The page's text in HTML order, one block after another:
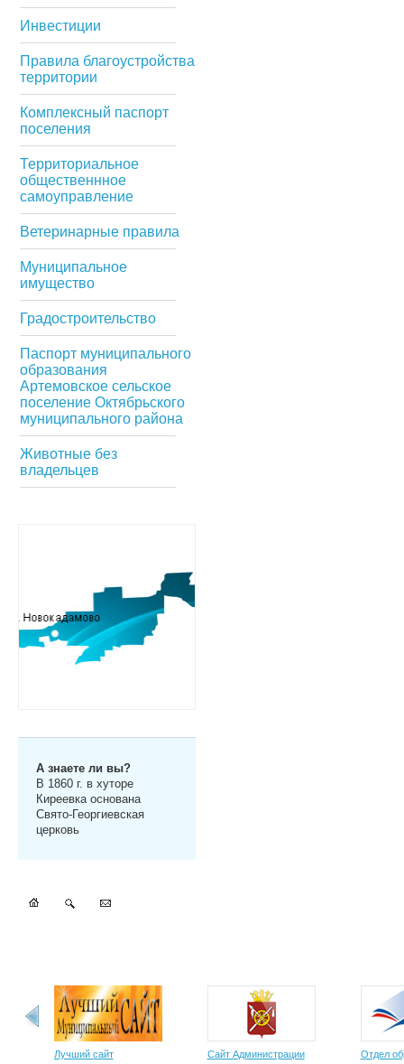
Инвестиции
Правила благоустройства
территории
Комплексный паспорт
поселения
Территориальное
общественнное
самоуправление
Ветеринарные правила
Муниципальное
имущество
Градостроительство
Паспорт муниципального
образования
Артемовское сельское
поселение Октябрьского
муниципального района
Животные без
владельцев
А знаете ли вы?
В 1860 г. в хуторе
Киреевка основана
Свято-Георгиевская
церковь
Лучший сайт
Сайт Администрации
Отдел